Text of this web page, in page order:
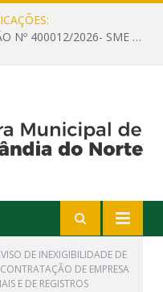
AVISO DE DISPENSA DE LICITAÇÃO Nº 400012/2026- SME – CONTRATAÇÃO DE EMPRESA ESPECIALIZADA PARA LOCAÇÃO DE ÔNIBUS EXECUTIVO COM CAPACIDADE DE 60 (SESSENTA) POLTRONAS, PARA TRANSPORTAR PROFESSORES RESPONSÁVEIS E ALUNOS PARA BRASÍLIA, COM SAÍDA DIA 10/08/2026 E RETORNO DIA 14/08/2026
DE INEXIGIBILIDADE DE
DE EMPRESA
E DE REGISTROS